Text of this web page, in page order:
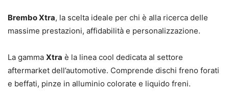
Brembo Xtra, la scelta ideale per chi è alla ricerca delle
massime prestazioni, affidabilità e personalizzazione.
La gamma Xtra è la linea cool dedicata al settore
aftermarket dell’automotive. Comprende dischi freno forati
e beffati, pinze in alluminio colorate e liquido freni.